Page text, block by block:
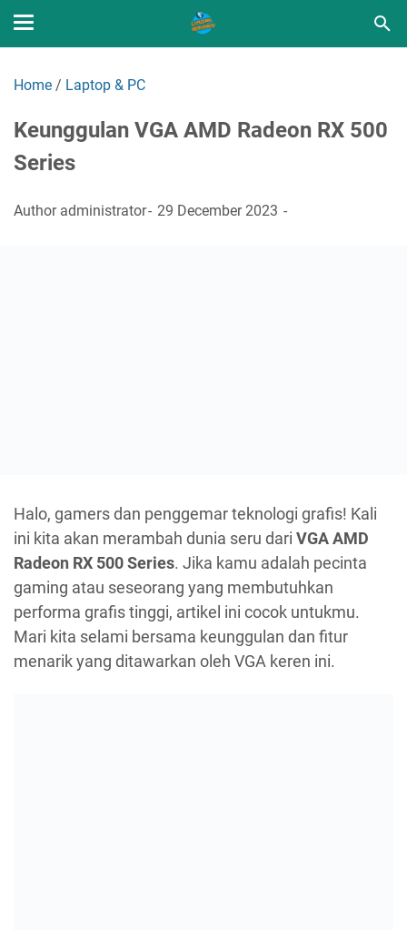
Home / Laptop & PC
Keunggulan VGA AMD Radeon RX 500
Series
Author administrator 29 December 2023
Halo, gamers dan penggemar teknologi grafis! Kali
ini kita akan merambah dunia seru dari VGA AMD
Radeon RX 500 Series. Jika kamu adalah pecinta
gaming atau seseorang yang membutuhkan
performa grafis tinggi, artikel ini cocok untukmu.
Mari kita selami bersama keunggulan dan fitur
menarik yang ditawarkan oleh VGA keren ini.